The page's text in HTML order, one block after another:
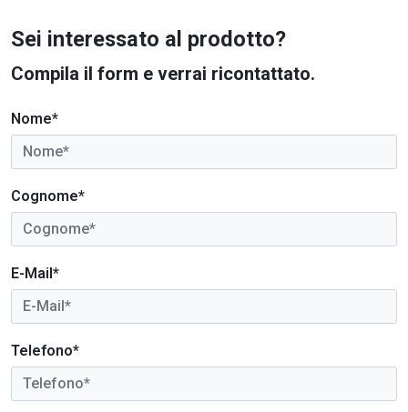
Sei interessato al prodotto?
Compila il form e verrai ricontattato.
Nome*
Cognome*
E-Mail*
Telefono*